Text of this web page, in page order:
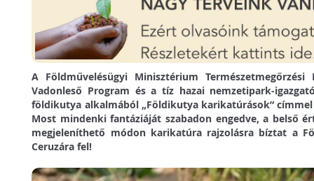
A Földművelésügyi Minisztérium
Vadonleső Program és a tíz hazai nemzetipark-
földikutya alkalmából „Földikutya karikatúrások”
Most mindenki fantáziáját szabadon engedve, a belső
megjeleníthető módon karikatúra rajzolásra bíztat a
Ceruzára fel!